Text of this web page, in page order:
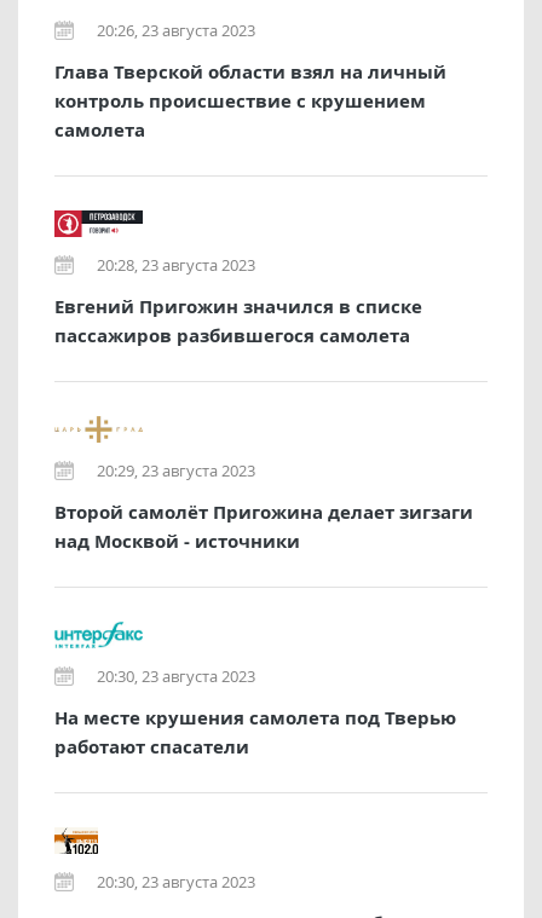
20:26, 23 августа 2023
Глава Тверской области взял на личный
контроль происшествие с крушением
самолета
20:28, 23 августа 2023
Евгений Пригожин значился в списке
пассажиров разбившегося самолета
20:29, 23 августа 2023
Второй самолёт Пригожина делает зигзаги
над Москвой - источники
20:30, 23 августа 2023
На месте крушения самолета под Тверью
работают спасатели
20:30, 23 августа 2023